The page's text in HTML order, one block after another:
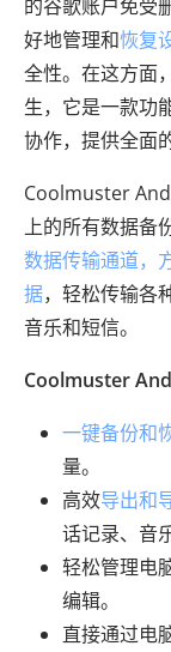
的谷歌账户免受
好地管理和恢复
全性。在这方面，
生，它是一款功
协作，提供全面
Coolmuster
上的所有数据备
数据传输通道，
据，轻松传输各
音乐和短信。
Coolmuster
一键备份和
量。
高效导出和
话记录、音
轻松管理电
编辑。
直接通过电